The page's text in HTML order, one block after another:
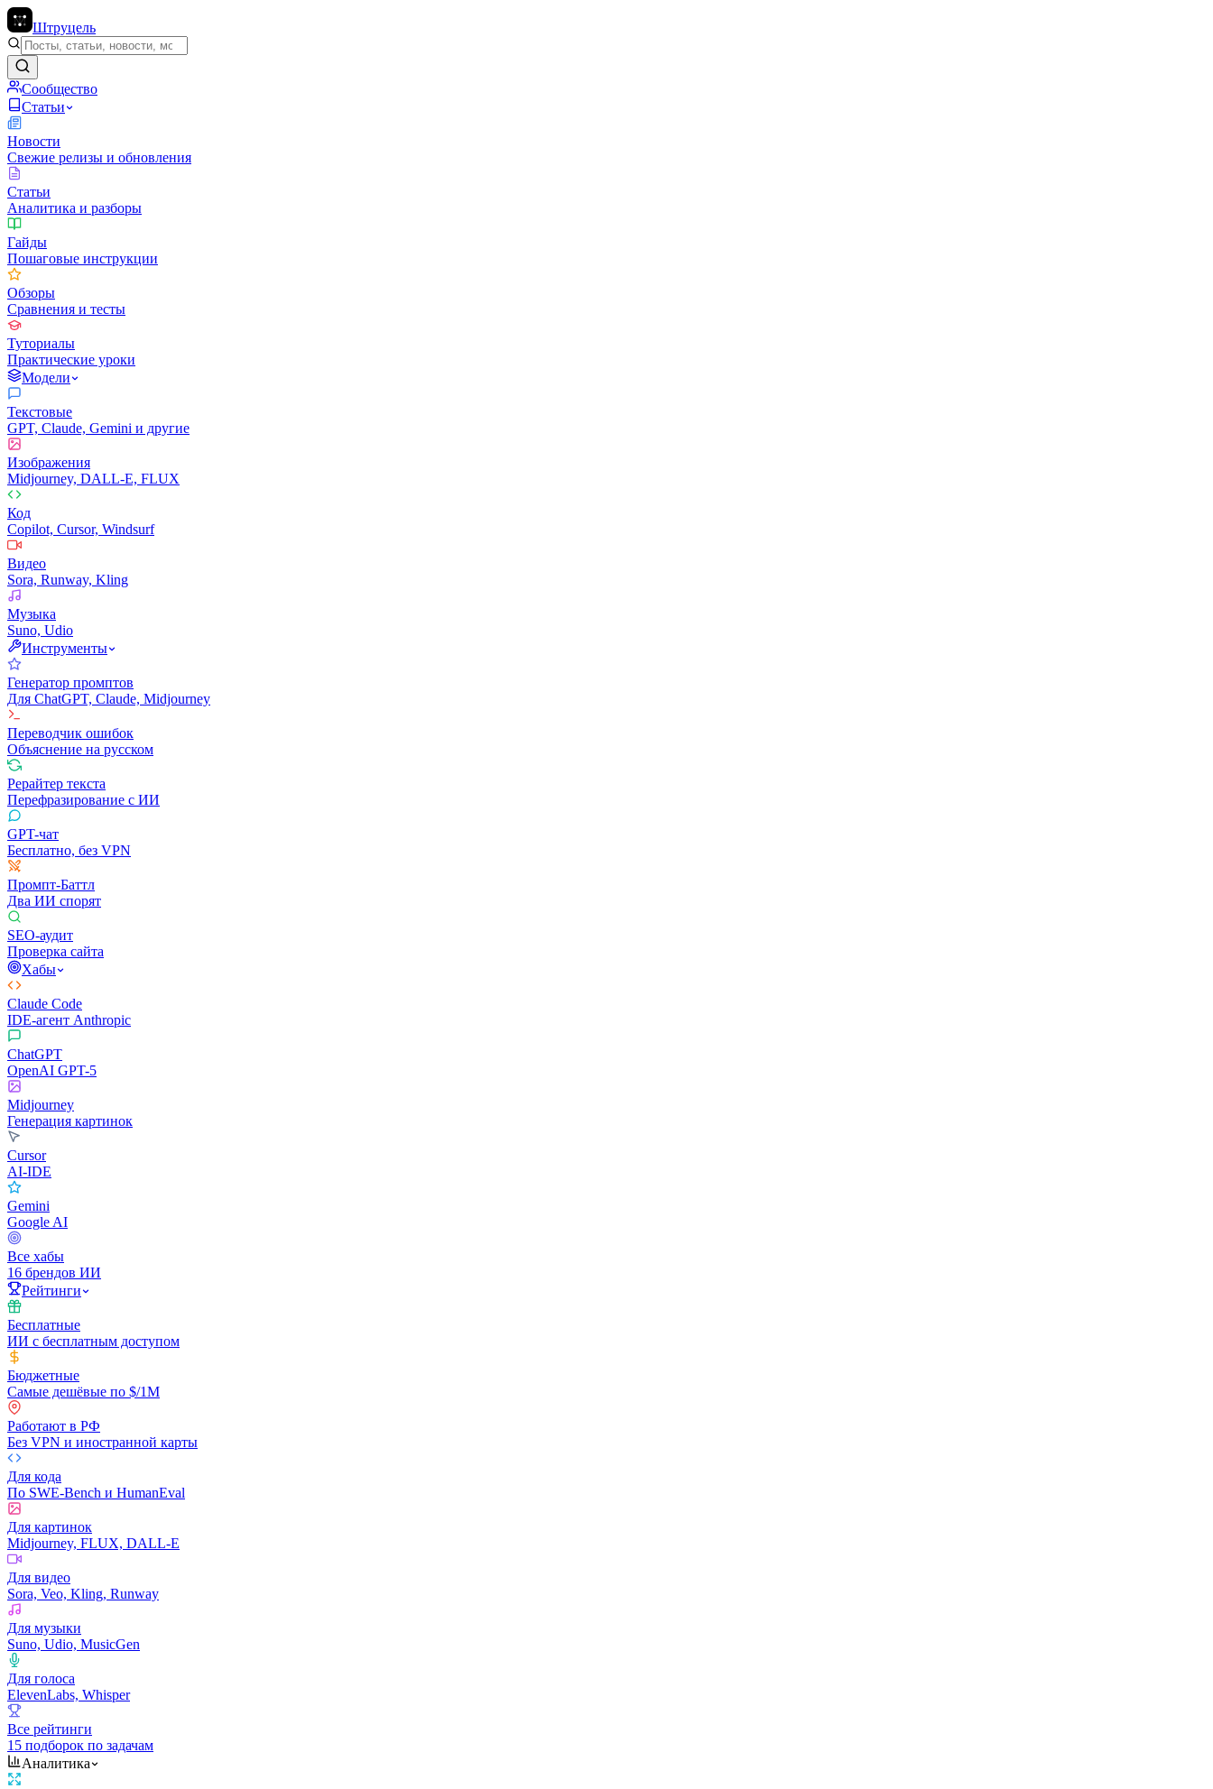
Штруцель
Сообщество
Статьи
Новости
Свежие релизы и обновления
Статьи
Аналитика и разборы
Гайды
Пошаговые инструкции
Обзоры
Сравнения и тесты
Туториалы
Практические уроки
Модели
Текстовые
GPT, Claude, Gemini и другие
Изображения
Midjourney, DALL-E, FLUX
Код
Copilot, Cursor, Windsurf
Видео
Sora, Runway, Kling
Музыка
Suno, Udio
Инструменты
Генератор промптов
Для ChatGPT, Claude, Midjourney
Переводчик ошибок
Объяснение на русском
Рерайтер текста
Перефразирование с ИИ
GPT-чат
Бесплатно, без VPN
Промпт-Баттл
Два ИИ спорят
SEO-аудит
Проверка сайта
Хабы
Claude Code
IDE-агент Anthropic
ChatGPT
OpenAI GPT-5
Midjourney
Генерация картинок
Cursor
AI-IDE
Gemini
Google AI
Все хабы
16 брендов ИИ
Рейтинги
Бесплатные
ИИ с бесплатным доступом
Бюджетные
Самые дешёвые по $/1M
Работают в РФ
Без VPN и иностранной карты
Для кода
По SWE-Bench и HumanEval
Для картинок
Midjourney, FLUX, DALL-E
Для видео
Sora, Veo, Kling, Runway
Для музыки
Suno, Udio, MusicGen
Для голоса
ElevenLabs, Whisper
Все рейтинги
15 подборок по задачам
Аналитика